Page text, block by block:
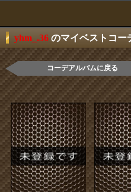
yhm_.36 のマイベストコー
コーデアルバムに戻る